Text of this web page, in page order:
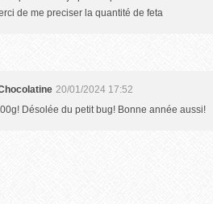
de me preciser la quantité de feta
20/01/2024 17:52
Désolée du petit bug! Bonne année aussi!